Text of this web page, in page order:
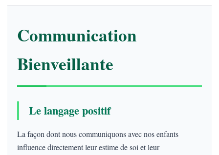
Communication
Bienveillante
Le langage positif
La façon dont nous communiquons avec nos enfants
influence directement leur estime de soi et leur